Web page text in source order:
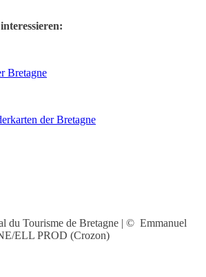
Bretagne
der Bretagne
du Tourisme de Bretagne | © Emmanuel
ELL PROD (Crozon)